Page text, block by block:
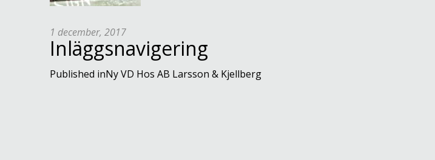
1 december, 2017
Inläggsnavigering
Published inNy VD Hos AB Larsson & Kjellberg